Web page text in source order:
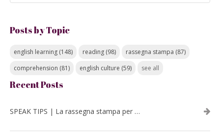
Posts by Topic
english learning (148) reading (98) rassegna stampa (87)
comprehension (81) english culture (59) see all
Recent Posts
SPEAK TIPS | La rassegna stampa per migliorare l’inglese - luglio 2026